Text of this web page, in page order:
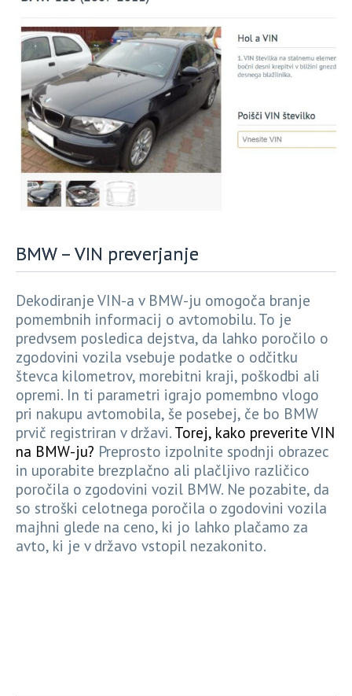
BMW – VIN preverjanje
Dekodiranje VIN-a v BMW-ju omogoča branje
pomembnih informacij o avtomobilu. To je
predvsem posledica dejstva, da lahko poročilo o
zgodovini vozila vsebuje podatke o odčitku
števca kilometrov, morebitni kraji, poškodbi ali
opremi. In ti parametri igrajo pomembno vlogo
pri nakupu avtomobila, še posebej, če bo BMW
prvič registriran v državi. Torej, kako preverite VIN
na BMW-ju? Preprosto izpolnite spodnji obrazec
in uporabite brezplačno ali plačljivo različico
poročila o zgodovini vozil BMW. Ne pozabite, da
so stroški celotnega poročila o zgodovini vozila
majhni glede na ceno, ki jo lahko plačamo za
avto, ki je v državo vstopil nezakonito.